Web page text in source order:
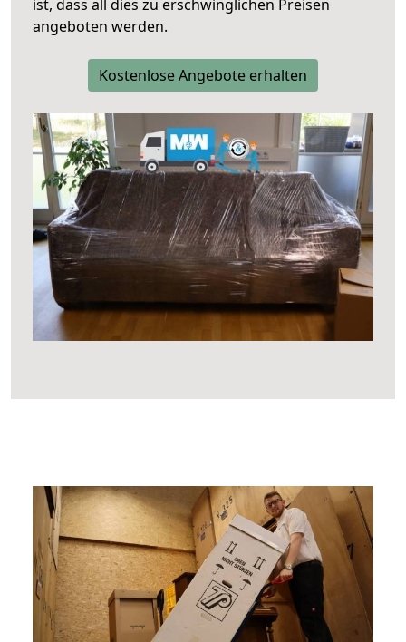
ist, dass all dies zu erschwinglichen Preisen
angeboten werden.
Kostenlose Angebote erhalten